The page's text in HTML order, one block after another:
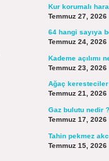
Kur korumalı
Temmuz 27, 2026
64 hangi sayıya
Temmuz 24, 2026
Kademe açılımı
Temmuz 23, 2026
Ağaç
Temmuz 21, 2026
Gaz bulutu nedir ?
Temmuz 17, 2026
Tahin pekmez
Temmuz 15, 2026